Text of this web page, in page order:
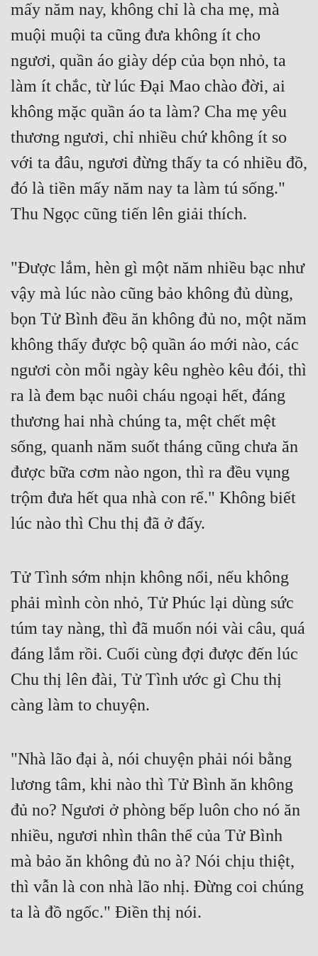
mấy năm nay, không chỉ là cha mẹ, mà
muội muội ta cũng đưa không ít cho
ngươi, quần áo giày dép của bọn nhỏ, ta
làm ít chắc, từ lúc Đại Mao chào đời, ai
không mặc quần áo ta làm? Cha mẹ yêu
thương ngươi, chỉ nhiều chứ không ít so
với ta đâu, ngươi đừng thấy ta có nhiều đồ,
đó là tiền mấy năm nay ta làm tú sống."
Thu Ngọc cũng tiến lên giải thích.
"Được lắm, hèn gì một năm nhiều bạc như
vậy mà lúc nào cũng bảo không đủ dùng,
bọn Tử Bình đều ăn không đủ no, một năm
không thấy được bộ quần áo mới nào, các
ngươi còn mỗi ngày kêu nghèo kêu đói, thì
ra là đem bạc nuôi cháu ngoại hết, đáng
thương hai nhà chúng ta, mệt chết mệt
sống, quanh năm suốt tháng cũng chưa ăn
được bữa cơm nào ngon, thì ra đều vụng
trộm đưa hết qua nhà con rể." Không biết
lúc nào thì Chu thị đã ở đấy.
Tử Tình sớm nhịn không nổi, nếu không
phải mình còn nhỏ, Tử Phúc lại dùng sức
túm tay nàng, thì đã muốn nói vài câu, quá
đáng lắm rồi. Cuối cùng đợi được đến lúc
Chu thị lên đài, Tử Tình ước gì Chu thị
càng làm to chuyện.
"Nhà lão đại à, nói chuyện phải nói bằng
lương tâm, khi nào thì Tử Bình ăn không
đủ no? Ngươi ở phòng bếp luôn cho nó ăn
nhiều, ngươi nhìn thân thể của Tử Bình
mà bảo ăn không đủ no à? Nói chịu thiệt,
thì vẫn là con nhà lão nhị. Đừng coi chúng
ta là đồ ngốc." Điền thị nói.